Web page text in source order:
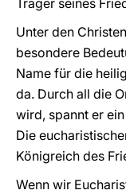
Träger seines
Unter den
besondere
Name für die
da. Durch all die
wird, spannt er
Die
Königreich des
Wenn wir